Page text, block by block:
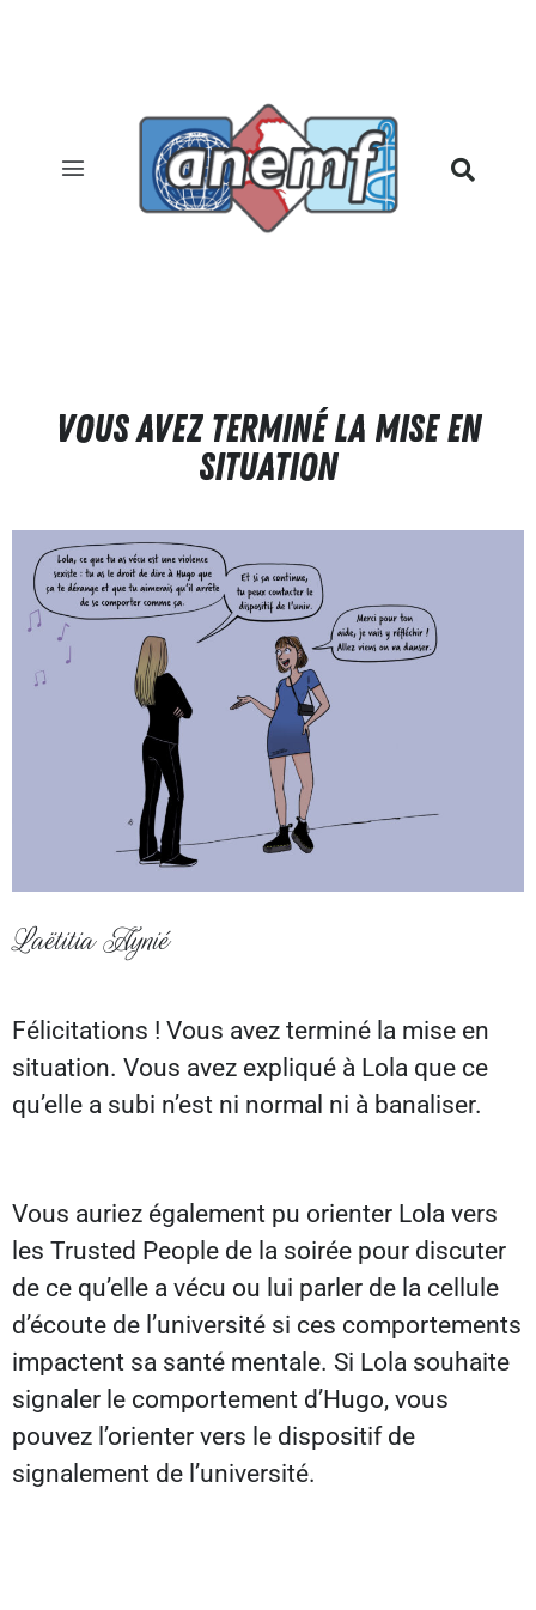
Vous avez terminé la mise en
situation
Laëtitia Aynié
Félicitations ! Vous avez terminé la mise en
situation. Vous avez expliqué à Lola que ce
qu’elle a subi n’est ni normal ni à banaliser.
Vous auriez également pu orienter Lola vers
les Trusted People de la soirée pour discuter
de ce qu’elle a vécu ou lui parler de la cellule
d’écoute de l’université si ces comportements
impactent sa santé mentale. Si Lola souhaite
signaler le comportement d’Hugo, vous
pouvez l’orienter vers le dispositif de
signalement de l’université.